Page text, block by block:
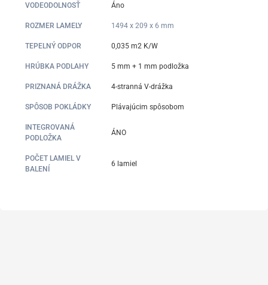
VODEODOLNOSŤ Áno
ROZMER LAMELY 1494 x 209 x 6 mm
TEPELNÝ ODPOR 0,035 m2 K/W
HRÚBKA PODLAHY 5 mm + 1 mm podložka
PRIZNANÁ DRÁŽKA 4-stranná V-drážka
SPÔSOB POKLÁDKY Plávajúcim spôsobom
INTEGROVANÁ
PODLOŽKA
ÁNO
POČET LAMIEL V
BALENÍ
6 lamiel